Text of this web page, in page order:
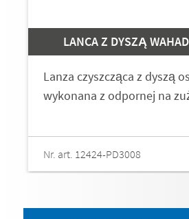
LANCA Z DYSZĄ
Lanza czyszcząca z dyszą
wykonana z odpornej na
Nr. art. 12424-PD3008